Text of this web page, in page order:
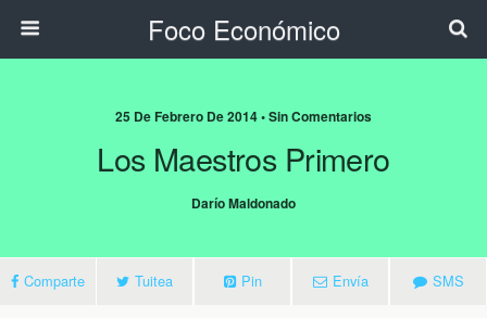
Foco Económico
25 De Febrero De 2014 • Sin Comentarios
Los Maestros Primero
Darío Maldonado
Comparte Tuitea Pin Envía SMS